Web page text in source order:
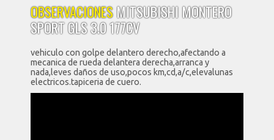
OBSERVACIONESMITSUBISHI MONTERO
SPORT GLS 3.0 177CV
vehiculo con golpe delantero derecho,afectando a
mecanica de rueda delantera derecha,arranca y
nada,leves daños de uso,pocos km,cd,a/c,elevalunas
electricos.tapiceria de cuero.